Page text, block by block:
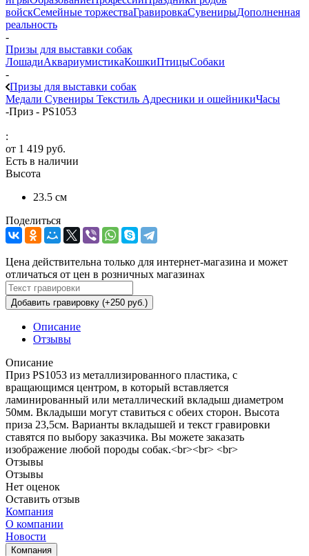
войскСемейные торжестваГравировкаСувенирыДополненная
реальность
-
Призы для выставки собак
ЛошадиАквариумистикаКошкиПтицыСобаки
-
Призы для выставки собак
Медали Сувениры Текстиль Адресники и ошейникиЧасы
-Приз - PS1053
:
от 1 419 руб.
Есть в наличии
Высота
23.5 см
Поделиться
Цена действительна только для интернет-магазина и может
отличаться от цен в розничных магазинах
Добавить гравировку (+250 руб.)
Описание
Отзывы
Описание
Приз PS1053 из металлизированного пластика, с
вращающимся центром, в который вставляется
ламинированный или металлический вкладыш диаметром
50мм. Вкладыши могут ставиться с обеих сторон. Высота
приза 23,5см. Варианты вкладышей и текст гравировки
ставятся по выбору заказчика. Вы можете заказать
изображение любой породы собак.<br><br> <br>
Отзывы
Отзывы
Нет оценок
Оставить отзыв
Компания
О компании
Новости
Компания